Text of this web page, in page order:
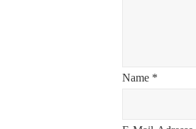
Name *